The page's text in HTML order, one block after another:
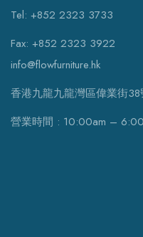
Tel: +852 2323 3733
Fax: +852 2323 3922
info@flowfurniture.hk
香港九龍九龍灣區偉業街
營業時間 : 10:00am –